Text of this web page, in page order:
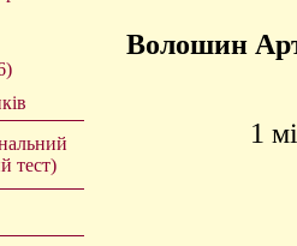
тест)
Волошин
1